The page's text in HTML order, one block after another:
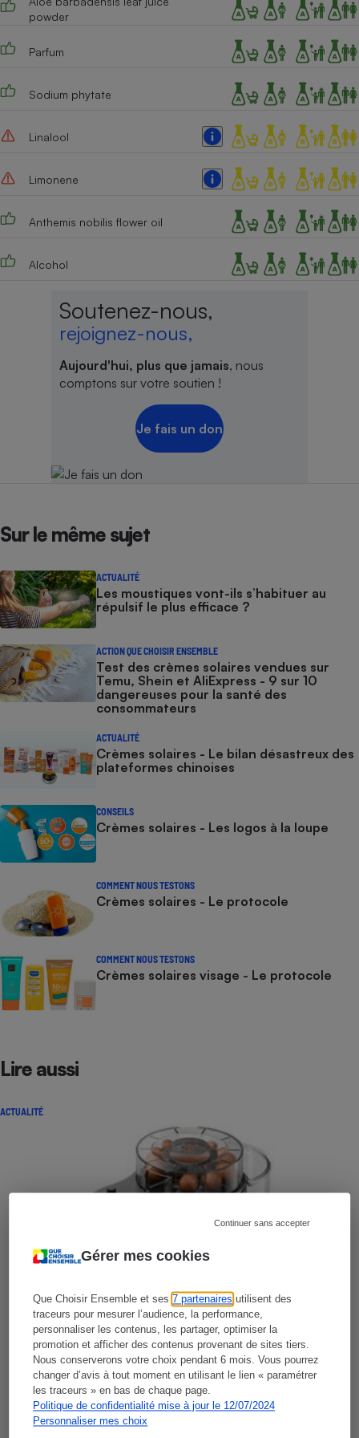
Gérer mes cookies
Que Choisir Ensemble et ses7 partenaires utilisent des
traceurs pour mesurer l’audience, la performance,
personnaliser les contenus, les partager, optimiser la
promotion et afficher des contenus provenant de sites tiers.
Nous conserverons votre choix pendant 6 mois. Vous pourrez
changer d’avis à tout moment en utilisant le lien « paramétrer
les traceurs » en bas de chaque page.
Politique de confidentialité mise à jour le 12/07/2024
Personnaliser mes choix
Continuer sans accepter
powder
Parfum
Sodium phytate
Linalool
Limonene
Anthemis nobilis flower oil
Alcohol
Soutenez-nous,
rejoignez-nous,
Aujourd'hui, plus que jamais, nous
comptons sur votre soutien !
Je fais un don
Sur le même sujet
ACTUALITÉ
Les moustiques vont-ils s’habituer au
répulsif le plus efficace ?
ACTION QUE CHOISIR ENSEMBLE
Test des crèmes solaires vendues sur
Temu, Shein et AliExpress - 9 sur 10
dangereuses pour la santé des
consommateurs
ACTUALITÉ
Crèmes solaires - Le bilan désastreux des
plateformes chinoises
CONSEILS
Crèmes solaires - Les logos à la loupe
COMMENT NOUS TESTONS
Crèmes solaires - Le protocole
COMMENT NOUS TESTONS
Crèmes solaires visage - Le protocole
Lire aussi
ACTUALITÉ